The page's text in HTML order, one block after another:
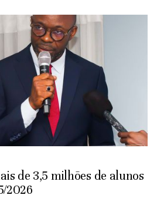
de 3,5 milhões de alunos
2026